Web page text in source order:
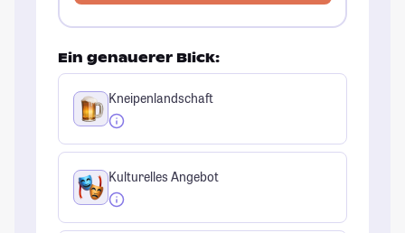
Ein genauerer Blick:
Kneipenlandschaft
Kulturelles Angebot